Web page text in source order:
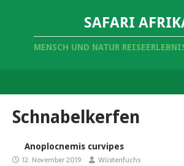
SAFARI
MENSCH UND NATUR
Schnabelkerfen
Anoplocnemis curvipes
12. November 2019 Wüstenfuchs